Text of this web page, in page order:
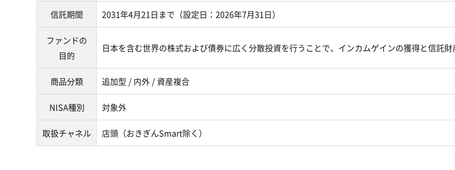
信託期間 2031年4月21日まで（設定日：2026年7月31日）
ファンドの
目的
日本を含む世界の株式および債券に広く分散投資を行うことで、インカムゲインの獲得と信託
商品分類 追加型 / 内外 / 資産複合
NISA種別 対象外
取扱チャネル 店頭（おきぎんSmart除く）